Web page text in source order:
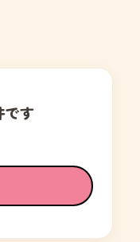
です